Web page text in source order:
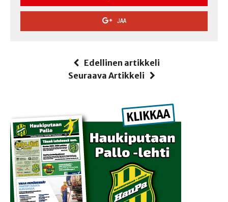
JAA
Edellinen artikkeli
Seuraava Artikkeli